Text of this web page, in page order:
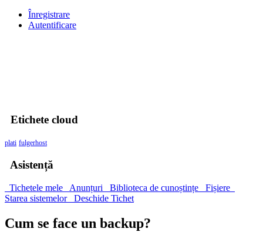
Înregistrare
Autentificare
Etichete cloud
plati fulgerhost
Asistență
Tichetele mele Anunțuri Biblioteca de cunoștințe
Fișiere
Starea sistemelor
Deschide Tichet
Cum se face un backup?